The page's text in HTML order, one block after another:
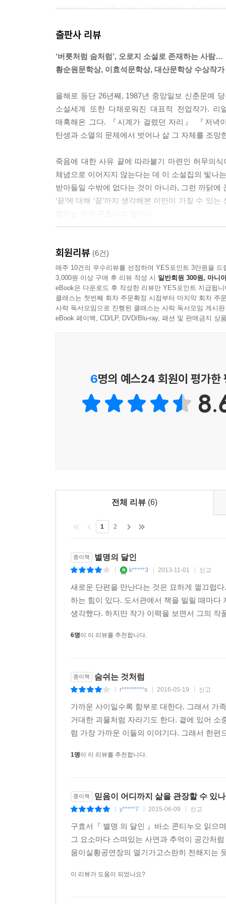
해수면에서 눈길을 거둬. 거기에 비치는 건 허상
출판사 리뷰
‘버릇처럼 숨처럼’, 오로지 소설로 존재하는 사람…
황순원문학상, 이효석문학상, 대산문학상 수상작
올해로 등단 26년째, 1987년 중앙일보 신춘문예
소설세계 또한 다채로워진 대표적 전업작가.
매혹해온 그다. 『시계가 걸렸던 자리』 『저녁
탄생과 소멸의 문제에서 벗어나 삶 그 자체를 조망
죽음에 대한 사유 끝에 따라붙기 마련인 허무의
체념으로 이어지지 않는다는 데 이 소설집의 빛나
받아들일 수밖에 없다는 것이 아니라, 그런 까닭에
‘끝’에 대해 ‘끝’까지 생각해본 이만이 가질 수 있
원고가 하드디스크에 들어 있다는 것이다. 그 모
자전거가 제대로 나아가길 바랄 뿐이다. _‘작가의
마주보기도, 외면도 아닌 공존
덩이진 흙이 매끈한 도자기의 표면을 이루듯, 삶의
넌 별명만 잘 짓는 게 아니었어. 상대를 정확히 파
옛집에 있던 책 한 권에 대한 기억이 형제들 저
완강히 주장하지만 하나하나 기억을 되짚어가는
모두 모란꽃이었”음을 깨닫는다. 펄 벅의 소설
바라보는 삶일 것이다.
사이에 섞여든 외지인, 배다른 동생의 비극적 죽
수 없는 많은 것들을 품고 산딸나무는 새 자리에,
「바소 콘티누오」의 부자父子 관계는 묘한 데가
기대어 멀어지는 아들을 바라보는 아버지다. “
바라보는” 관계이다. 그들은 나란히 걷는다. 시선
그렇게, 함께하는 응시의 순간들이 모여 세월이
그들은 그것을 뒤돌아보지 않는다. 나란히 앞을
사랑하는 여자에게서 온 메일 마흔다섯 통, “기
누나의 전화로 전한 말 “아무것도 안 보여” 속
있다. 삶이란 그렇게 거창한 것도 구차한 것도
시간과 상반되는 의미의 고독, 속에서.
어느 날 돌출한 삶의 균열은 구효서의 소설에서
회원리뷰 (6건)
매주 10건의 우수리뷰를 선정하여 YES포인트 3만원을 드
3,000원 이상 구매 후 리뷰 작성 시 일반회원 300원, 마니
eBook은 다운로드 후 작성한 리뷰만 YES포인트 지급됩니
클래스는 첫번째 회차 주문확정 시점부터 마지막 회차 주
사락 독서모임으로 진행된 클래스는 사락 독서모임 게시
eBook 페이백, CD/LP, DVD/Blu-ray, 패션 및 판매금지 상
6명의 예스24 회원이 평가한
전체 리뷰 (6)
1 2
종이책 별명의 달인
k*****3 2013-11-01 신고
새로운 단편을 만난다는 것은 묘하게 껄끄럽
하는 힘이 있다. 도서관에서 책을 빌릴 때마다
생각했다. 하지만 작가 이력을 보면서 그의
6명이 이 리뷰를 추천합니다.
종이책 숨쉬는 것처럼
r*********s 2016-05-19 신고
가까운 사이일수록 함부로 대한다. 그래서 가
거대한 괴물처럼 자라기도 한다. 곁에 있어
럼 가장 가까운 이들의 이야기다. 그래서 한
1명이 이 리뷰를 추천합니다.
종이책 믿음이 어디까지 삶을 관장할 수 있나
y*****7 2015-06-09 신고
구효서『 별명 의 달인 』바소 콘티누오 읽으
그 요소마다 스며있는 사연과 추억이 공간처
움이실황공연장의 열기가고스란히 전해지는
이 리뷰가 도움이 되었나요?